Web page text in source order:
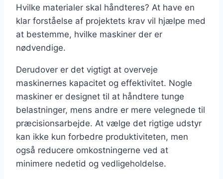
Hvilke materialer skal håndteres? At have en
klar forståelse af projektets krav vil hjælpe med
at bestemme, hvilke maskiner der er
nødvendige.
Derudover er det vigtigt at overveje
maskinernes kapacitet og effektivitet. Nogle
maskiner er designet til at håndtere tunge
belastninger, mens andre er mere velegnede til
præcisionsarbejde. At vælge det rigtige udstyr
kan ikke kun forbedre produktiviteten, men
også reducere omkostningerne ved at
minimere nedetid og vedligeholdelse.